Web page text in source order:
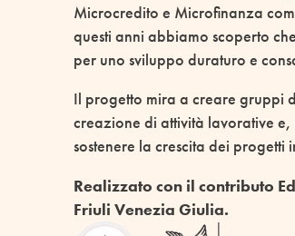
Microcredito e Microfinanza
questi anni abbiamo scoperto
per uno sviluppo duraturo e
Il progetto mira a creare gruppi
creazione di attività lavorative
sostenere la crescita dei progetti
Realizzato con il contributo
Friuli Venezia Giulia.